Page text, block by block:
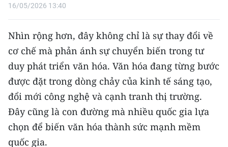
16/05/2026 13:40
Nhìn rộng hơn, đây không chỉ là sự thay đổi về
cơ chế mà phản ánh sự chuyển biến trong tư
duy phát triển văn hóa. Văn hóa đang từng bước
được đặt trong dòng chảy của kinh tế sáng tạo,
đổi mới công nghệ và cạnh tranh thị trường.
Đây cũng là con đường mà nhiều quốc gia lựa
chọn để biến văn hóa thành sức mạnh mềm
quốc gia.